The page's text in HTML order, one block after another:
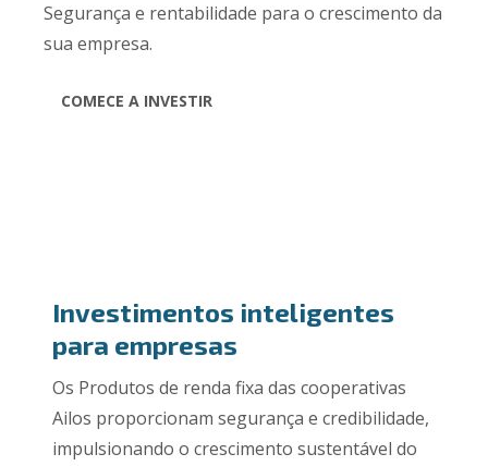
Segurança e rentabilidade para o crescimento da
sua empresa.
COMECE A INVESTIR
Investimentos inteligentes
para empresas
Os Produtos de renda fixa das cooperativas
Ailos proporcionam segurança e credibilidade,
impulsionando o crescimento sustentável do